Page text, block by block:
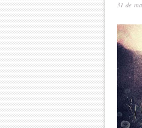
31 de